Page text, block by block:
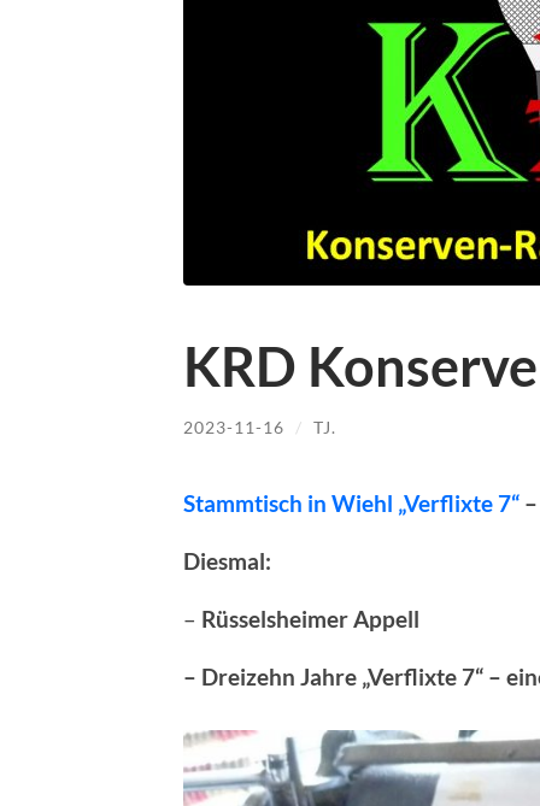
KRD
2023-11-16 / TJ.
Stammtisch in Wiehl „Verflixte 7“
Diesmal:
– Rüsselsheimer Appell
– Dreizehn Jahre „Verflixte 7“ –